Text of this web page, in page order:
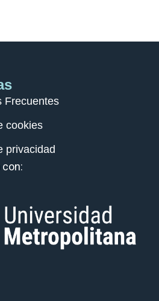
Frecuentes
cookies
privacidad
con: